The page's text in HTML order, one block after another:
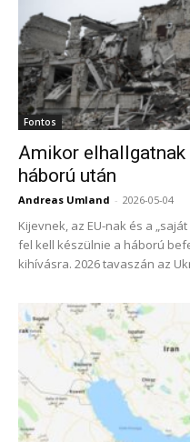
Fontos
Amikor elhallgatnak
háború után
Andreas Umland - 2026-05-04
Kijevnek, az EU-nak és a
fel kell készülnie a háború
kihívásra. 2026 tavaszán az